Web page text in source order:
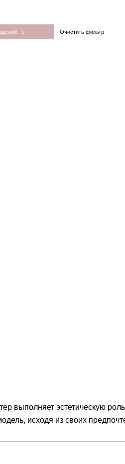
: 1 Очистить фильтр
выполняет эстетическую
исходя из своих